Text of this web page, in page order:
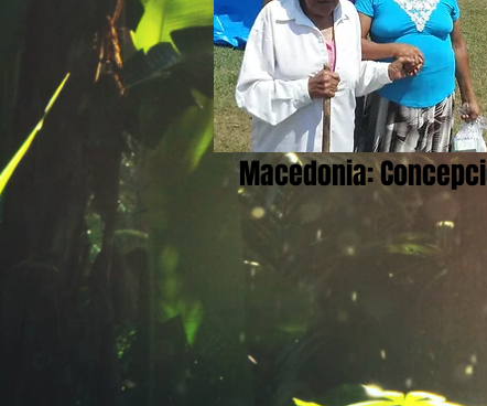
Macedonia: